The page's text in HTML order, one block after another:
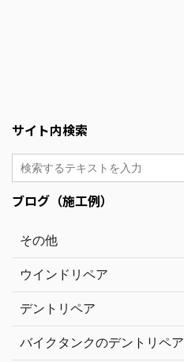
サイト内検索
ブログ（施工例）
その他
ウインドリペア
デントリペア
バイクタンクのデントリペア